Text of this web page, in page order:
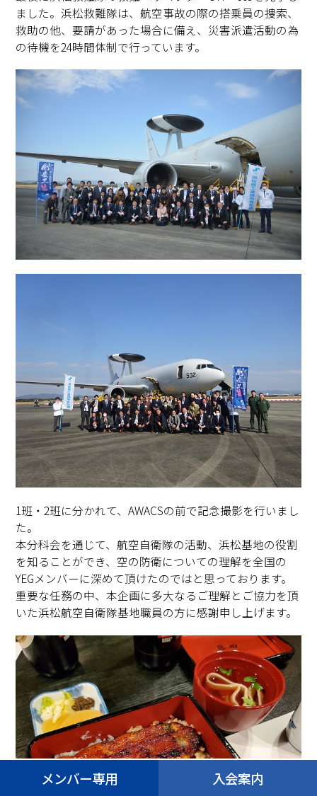
ました。浜松救難隊は、航空事故の際の搭乗員の捜索、
救助の他、要請があった場合に備え、災害派遣活動の為
の待機を24時間体制で行っています。
1班・2班に分かれて、AWACSの前で記念撮影を行いまし
た。
本分科会を通じて、航空自衛隊の活動、浜松基地の役割
を知ることができ、空の防衛についての理解を全国の
YEGメンバーに深めて頂けたのではと思っております。
重要な任務の中、本企画に多大なるご理解とご協力を頂
いた浜松航空自衛隊基地職員の方に感謝申し上げます。
メンバー専用 入会案内